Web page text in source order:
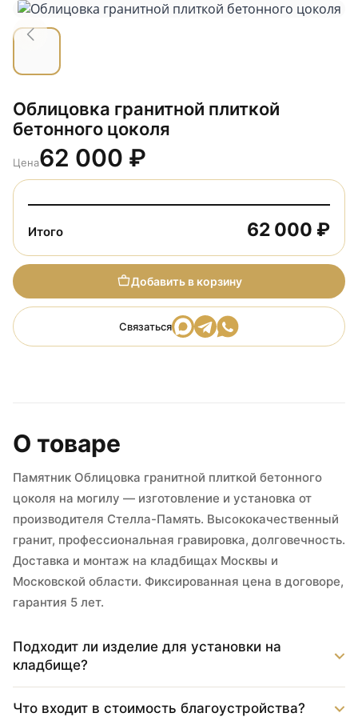
Облицовка гранитной плиткой
бетонного цоколя
Цена62 000 ₽
Итого 62 000 ₽
Добавить в корзину
Связаться
О товаре
Памятник Облицовка гранитной плиткой бетонного
цоколя на могилу — изготовление и установка от
производителя Стелла-Память. Высококачественный
гранит, профессиональная гравировка, долговечность.
Доставка и монтаж на кладбищах Москвы и
Московской области. Фиксированная цена в договоре,
гарантия 5 лет.
Подходит ли изделие для установки на
кладбище?
Что входит в стоимость благоустройства?